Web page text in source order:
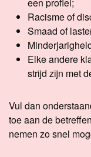
Racisme of
Smaad of
Elke andere
strijd zijn met
Vul dan
toe aan de
nemen zo snel